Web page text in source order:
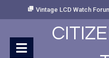
Vintage LCD Watch